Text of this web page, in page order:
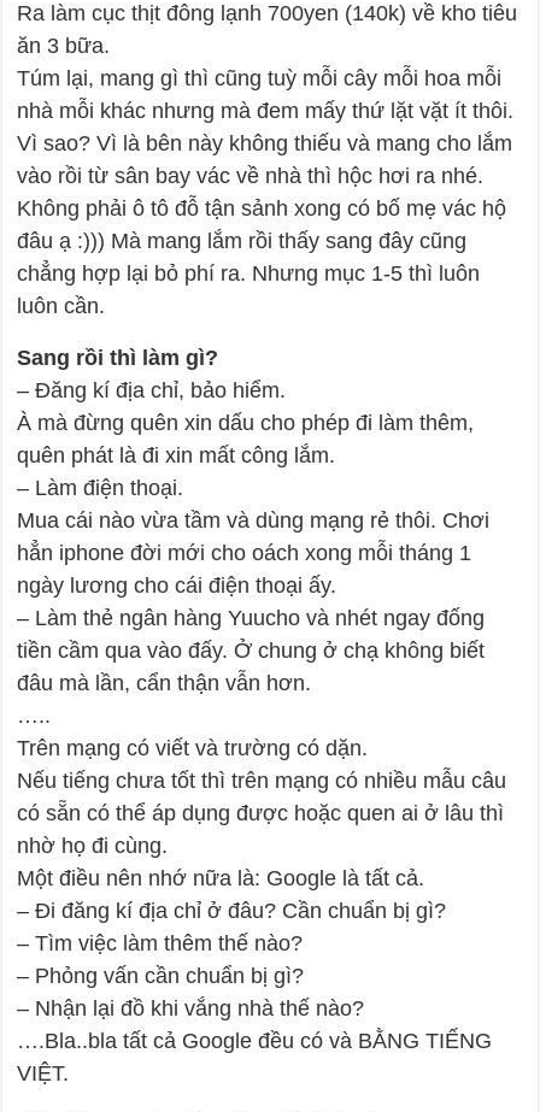
Ra làm cục thịt đông lạnh 700yen (140k) về kho tiêu
ăn 3 bữa.
Túm lại, mang gì thì cũng tuỳ mỗi cây mỗi hoa mỗi
nhà mỗi khác nhưng mà đem mấy thứ lặt vặt ít thôi.
Vì sao? Vì là bên này không thiếu và mang cho lắm
vào rồi từ sân bay vác về nhà thì hộc hơi ra nhé.
Không phải ô tô đỗ tận sảnh xong có bố mẹ vác hộ
đâu ạ :))) Mà mang lắm rồi thấy sang đây cũng
chẳng hợp lại bỏ phí ra. Nhưng mục 1-5 thì luôn
luôn cần.
Sang rồi thì làm gì?
– Đăng kí địa chỉ, bảo hiểm.
À mà đừng quên xin dấu cho phép đi làm thêm,
quên phát là đi xin mất công lắm.
– Làm điện thoại.
Mua cái nào vừa tầm và dùng mạng rẻ thôi. Chơi
hẳn iphone đời mới cho oách xong mỗi tháng 1
ngày lương cho cái điện thoại ấy.
– Làm thẻ ngân hàng Yuucho và nhét ngay đống
tiền cầm qua vào đấy. Ở chung ở chạ không biết
đâu mà lần, cẩn thận vẫn hơn.
…..
Trên mạng có viết và trường có dặn.
Nếu tiếng chưa tốt thì trên mạng có nhiều mẫu câu
có sẵn có thể áp dụng được hoặc quen ai ở lâu thì
nhờ họ đi cùng.
Một điều nên nhớ nữa là: Google là tất cả.
– Đi đăng kí địa chỉ ở đâu? Cần chuẩn bị gì?
– Tìm việc làm thêm thế nào?
– Phỏng vấn cần chuẩn bị gì?
– Nhận lại đồ khi vắng nhà thế nào?
….Bla..bla tất cả Google đều có và BẰNG TIẾNG
VIỆT.